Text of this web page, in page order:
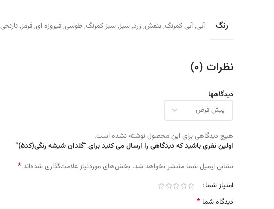
رنگ آبی,آبی کمرنگ,بنفش, زرد,سبز,سبز کمرنگ,طوسی,فیروزه ای,قرمز,نارنجی
نظرات (0)
دیدگاهها
هیچ دیدگاهی برای این محصول نوشته نشده است.
اولین نفری باشید که دیدگاهی را ارسال می کنید برای “گلدان شیشه رنگی(کد۵)”
نشانی ایمیل شما منتشر نخواهد شد. بخش‌های موردنیاز علامت‌گذاری شده‌اند*
امتیاز شما
دیدگاه شما *